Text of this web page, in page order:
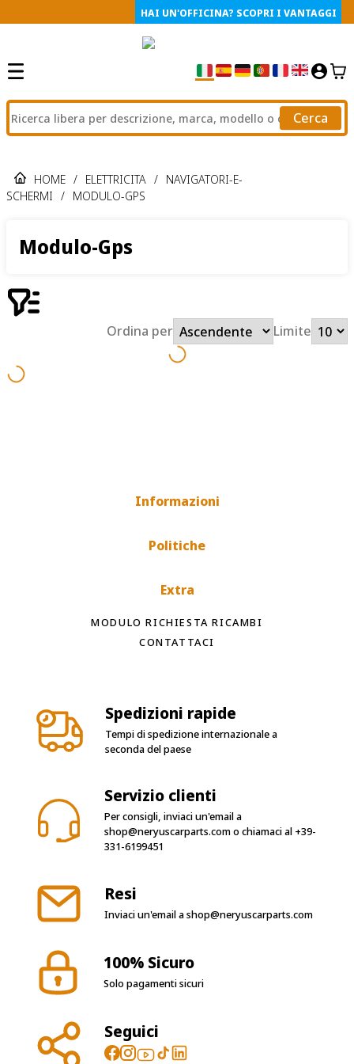
HAI UN'OFFICINA? SCOPRI I VANTAGGI
Cerca
HOME / ELETTRICITA / NAVIGATORI-E-
SCHERMI / MODULO-GPS
Modulo-Gps
Ordina per Limite
Informazioni
Politiche
Extra
MODULO RICHIESTA RICAMBI
CONTATTACI
Spedizioni rapide
Tempi di spedizione internazionale a
seconda del paese
Servizio clienti
Per consigli, inviaci un'email a
shop@neryuscarparts.como chiamaci al +39-
331-6199451
Resi
Inviaci un'email ashop@neryuscarparts.com
100% Sicuro
Solo pagamenti sicuri
Seguici